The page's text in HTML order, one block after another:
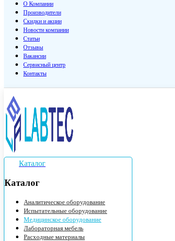
О Компании
Производители
Скидки и акции
Новости компании
Статьи
Отзывы
Вакансии
Сервисный центр
Контакты
Каталог
Каталог
Аналитическое оборудование
Испытательные оборудование
Медицинское оборудование
Лабораторная мебель
Расходные материалы